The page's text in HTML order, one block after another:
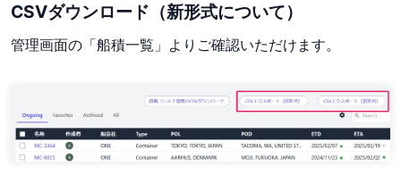
CSVダウンロード（新形式について）
管理画面の「船積一覧」よりご確認いただけます。